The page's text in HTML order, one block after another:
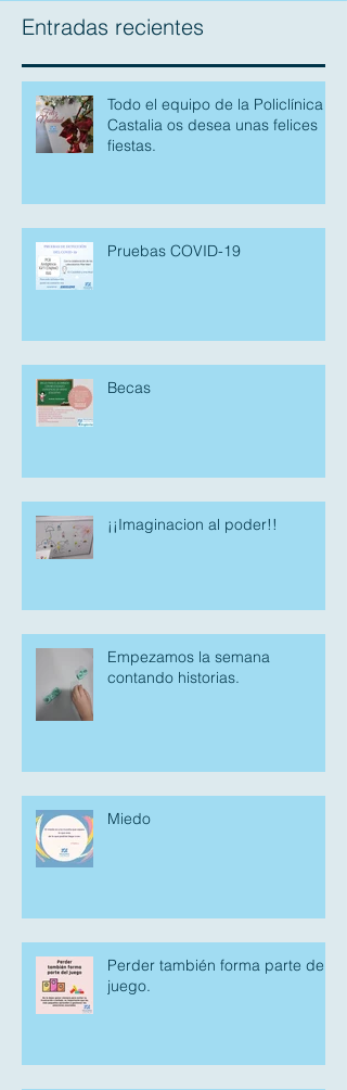
Entradas recientes
Todo el equipo de la Policlínica
Castalia os desea unas felices
fiestas.
Pruebas COVID-19
Becas
¡¡Imaginacion al poder!!
Empezamos la semana
contando historias.
Miedo
Perder también forma parte del
juego.